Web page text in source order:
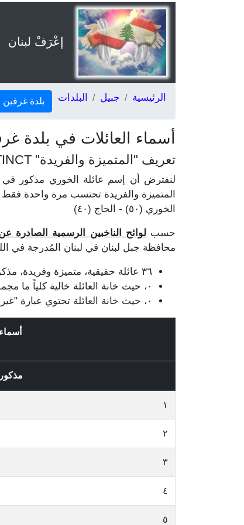
إعْرَفْ لبنان
الرئيسية جبيل البلدات بلدة غرفين
أسماء العائلات في بلدة
تعريف "المتميزة والفريدة" DISTINCT
المتميزة والفريدة تحتسب مرة واحدة فقط
الخوري (٥٠) - الحاج (٤٠)
حسبلوائح الناخبين الرسمية الصادرة عن
محافظة جبل لبنان في لبنان المُدرجة في
٣٦ عائلة حقيقية، متميزة وفريدة، مذكورة في قيود الناخبين / الناخبات، وتتضمن ١٧٤ قيد.
٠، حيث خانة العائلة خالية كلياً ما مجموعه، ٠ قيد.
٠، حيث خانة العائلة تحتوي عبارة "غير مذكور" وتتضمن ٠ قيد.
١
٢
٣
٤
٥